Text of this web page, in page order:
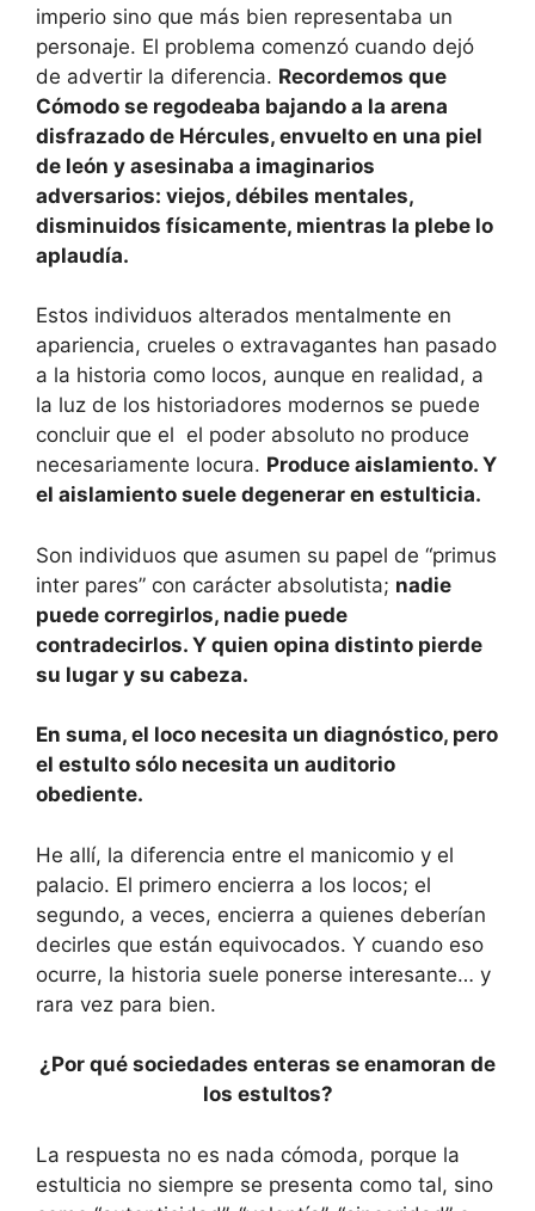
imperio sino que más bien representaba un
personaje. El problema comenzó cuando dejó
de advertir la diferencia. Recordemos que
Cómodo se regodeaba bajando a la arena
disfrazado de Hércules, envuelto en una piel
de león y asesinaba a imaginarios
adversarios: viejos, débiles mentales,
disminuidos físicamente, mientras la plebe lo
aplaudía.
Estos individuos alterados mentalmente en
apariencia, crueles o extravagantes han pasado
a la historia como locos, aunque en realidad, a
la luz de los historiadores modernos se puede
concluir que el el poder absoluto no produce
necesariamente locura. Produce aislamiento. Y
el aislamiento suele degenerar en estulticia.
Son individuos que asumen su papel de “primus
inter pares” con carácter absolutista; nadie
puede corregirlos, nadie puede
contradecirlos. Y quien opina distinto pierde
su lugar y su cabeza.
En suma, el loco necesita un diagnóstico, pero
el estulto sólo necesita un auditorio
obediente.
He allí, la diferencia entre el manicomio y el
palacio. El primero encierra a los locos; el
segundo, a veces, encierra a quienes deberían
decirles que están equivocados. Y cuando eso
ocurre, la historia suele ponerse interesante… y
rara vez para bien.
¿Por qué sociedades enteras se enamoran de
los estultos?
La respuesta no es nada cómoda, porque la
estulticia no siempre se presenta como tal, sino